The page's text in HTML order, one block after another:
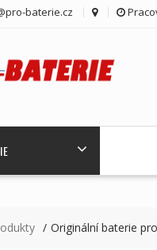
baterie.cz
Originální baterie